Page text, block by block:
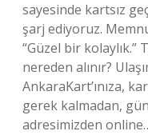
sayesinde kartsız
şarj ediyoruz.
“Güzel bir kolaylık.”
nereden alınır?
AnkaraKart’ınıza,
gerek kalmadan,
adresimizden